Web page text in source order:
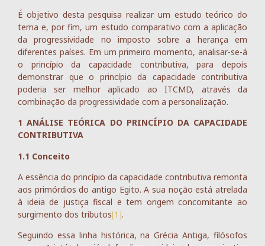
É objetivo desta pesquisa realizar um estudo teórico do
tema e, por fim, um estudo comparativo com a aplicação
da progressividade no imposto sobre a herança em
diferentes países. Em um primeiro momento, analisar-se-á
o princípio da capacidade contributiva, para depois
demonstrar que o princípio da capacidade contributiva
poderia ser melhor aplicado ao ITCMD, através da
combinação da progressividade com a personalização.
1 ANÁLISE TEÓRICA DO PRINCÍPIO DA CAPACIDADE
CONTRIBUTIVA
1.1 Conceito
A essência do princípio da capacidade contributiva remonta
aos primórdios do antigo Egito. A sua noção está atrelada
à ideia de justiça fiscal e tem origem concomitante ao
surgimento dos tributos[1].
Seguindo essa linha histórica, na Grécia Antiga, filósofos